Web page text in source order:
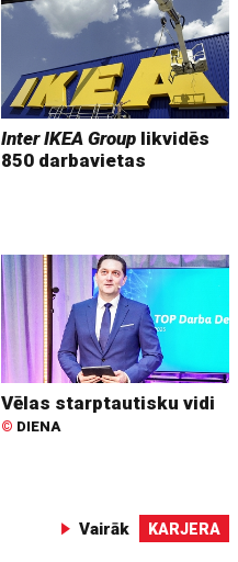
Inter IKEA Group likvidēs
850 darbavietas
Vēlas starptautisku vidi
© DIENA
Vairāk KARJERA